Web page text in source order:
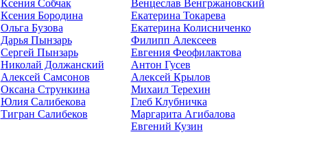
Ксения Собчак
Ксения Бородина
Ольга Бузова
Дарья Пынзарь
Сергей Пынзарь
Николай Должанский
Алексей Самсонов
Оксана Стрункина
Юлия Салибекова
Тигран Салибеков
Венцеслав Венгржановский
Екатерина Токарева
Екатерина Колисниченко
Филипп Алексеев
Евгения Феофилактова
Антон Гусев
Алексей Крылов
Михаил Терехин
Глеб Клубничка
Маргарита Агибалова
Евгений Кузин